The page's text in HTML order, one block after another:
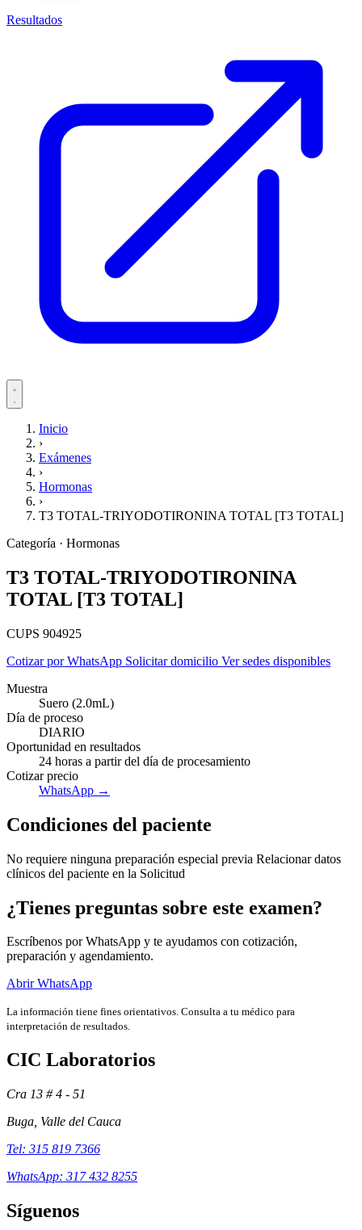
Resultados
Servicios
Empresas
Inicio
›
Exámenes
›
Hormonas
›
T3 TOTAL-TRIYODOTIRONINA TOTAL [T3 TOTAL]
Categoría · Hormonas
T3 TOTAL-TRIYODOTIRONINA
TOTAL [T3 TOTAL]
CUPS 904925
Cotizar por WhatsApp Solicitar domicilio Ver sedes disponibles
Muestra
Suero (2.0mL)
Día de proceso
DIARIO
Oportunidad en resultados
24 horas a partir del día de procesamiento
Cotizar precio
WhatsApp →
Condiciones del paciente
No requiere ninguna preparación especial previa Relacionar datos
clínicos del paciente en la Solicitud
¿Tienes preguntas sobre este examen?
Escríbenos por WhatsApp y te ayudamos con cotización,
preparación y agendamiento.
Abrir WhatsApp
La información tiene fines orientativos. Consulta a tu médico para
interpretación de resultados.
CIC Laboratorios
Cra 13 # 4 - 51
Buga, Valle del Cauca
Tel: 315 819 7366
WhatsApp: 317 432 8255
Síguenos